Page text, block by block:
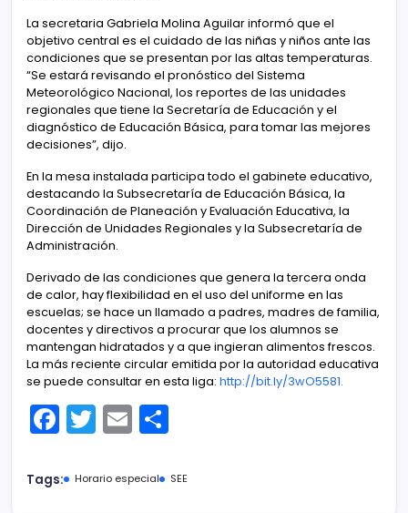
La secretaria Gabriela Molina Aguilar informó que el
objetivo central es el cuidado de las niñas y niños ante las
condiciones que se presentan por las altas temperaturas.
“Se estará revisando el pronóstico del Sistema
Meteorológico Nacional, los reportes de las unidades
regionales que tiene la Secretaría de Educación y el
diagnóstico de Educación Básica, para tomar las mejores
decisiones”, dijo.
En la mesa instalada participa todo el gabinete educativo,
destacando la Subsecretaría de Educación Básica, la
Coordinación de Planeación y Evaluación Educativa, la
Dirección de Unidades Regionales y la Subsecretaría de
Administración.
Derivado de las condiciones que genera la tercera onda
de calor, hay flexibilidad en el uso del uniforme en las
escuelas; se hace un llamado a padres, madres de familia,
docentes y directivos a procurar que los alumnos se
mantengan hidratados y a que ingieran alimentos frescos.
La más reciente circular emitida por la autoridad educativa
se puede consultar en esta liga: http://bit.ly/3wO5581.
F
a
c
T
w
itt
E
m
ai m
Tags: Horario especial SEE